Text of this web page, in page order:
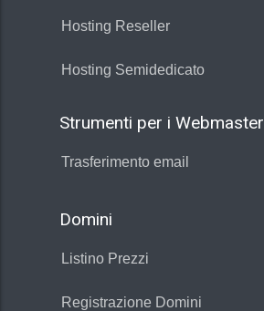
Hosting Reseller
Hosting Semidedicato
Strumenti per i Webmaster
Trasferimento email
Domini
Listino Prezzi
Registrazione Domini